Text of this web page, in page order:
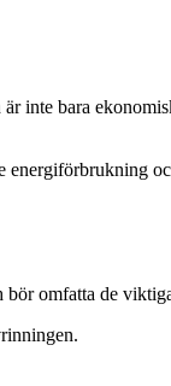
inte bara
omfatta de